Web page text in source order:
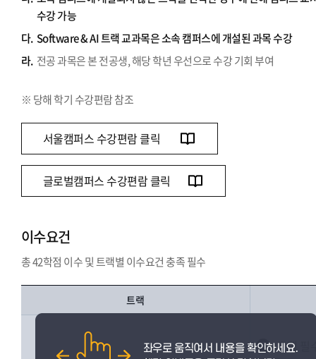
수강 가능
다. Software & AI 트랙 교과목은 소속 캠퍼스에 개설된 과목 수강
라. 전공 과목은 본 전공생, 해당 학년 우선으로 수강 기회 부여
※ 당해 학기 수강편람 참조
서울캠퍼스 수강편람 클릭
글로벌캠퍼스 수강편람 클릭
이수요건
총 42학점 이수 및 트랙별 이수요건 충족 필수
트랙
1 트랙 필